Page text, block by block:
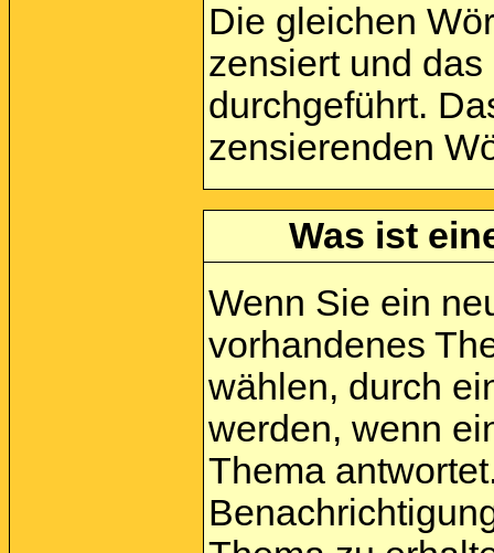
Die gleichen
zensiert und
durchgeführt.
zensierenden
Was ist
Wenn Sie ein
vorhandenes
wählen, durch
werden, wenn
Thema